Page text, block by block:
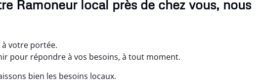
Ramoneur local près de chez vous, nous
à votre portée.
pour répondre à vos besoins, à tout moment.
bien les besoins locaux.